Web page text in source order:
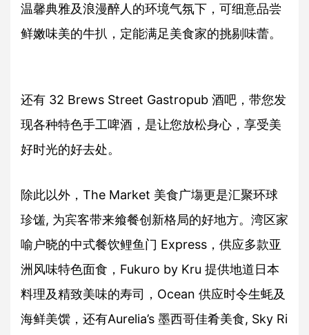
温馨典雅及浪漫醉人的环境气氛下，可细意品尝
鲜嫩味美的牛扒，定能满足美食家的挑剔味蕾。
还有 32 Brews Street Gastropub 酒吧，带您发
现各种特色手工啤酒，是让您放松身心，享受美
好时光的好去处。
除此以外，The Market 美食广塲更是汇聚环球
珍馐, 为宾客带来飨餐创新格局的好地方。湾区家
喻户晓的中式餐饮鲤鱼门 Express，供应多款亚
洲风味特色面食，Fukuro by Kru 提供地道日本
料理及精致美味的寿司，Ocean 供应时令生蚝及
海鲜美馔，还有Aurelia’s 墨西哥佳肴美食, Sky Ri